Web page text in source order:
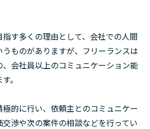
す多くの理由として、会社での人間
ものがありますが、フリーランスは
会社員以上のコミュニケーション能
。
的に行い、依頼主とのコミュニケー
渉や次の案件の相談などを行ってい